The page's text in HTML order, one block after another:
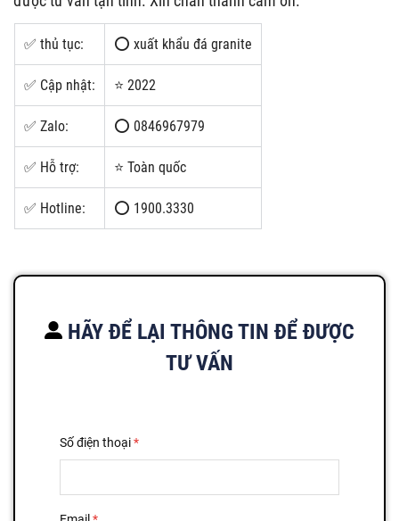
✅ thủ tục: ⭕ xuất khẩu đá granite
✅ Cập nhật: ⭐ 2022
✅ Zalo: ⭕ 0846967979
✅ Hỗ trợ: ⭐ Toàn quốc
✅ Hotline: ⭕ 1900.3330
HÃY ĐỂ LẠI THÔNG TIN ĐỂ ĐƯỢC
TƯ VẤN